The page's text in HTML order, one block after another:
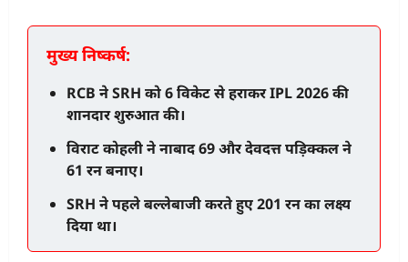
मुख्य निष्कर्ष:
RCB ने SRH को 6 विकेट से हराकर IPL 2026 की
शानदार शुरुआत की।
विराट कोहली ने नाबाद 69 और देवदत्त पड़िक्कल ने
61 रन बनाए।
SRH ने पहले बल्लेबाजी करते हुए 201 रन का लक्ष्य
दिया था।